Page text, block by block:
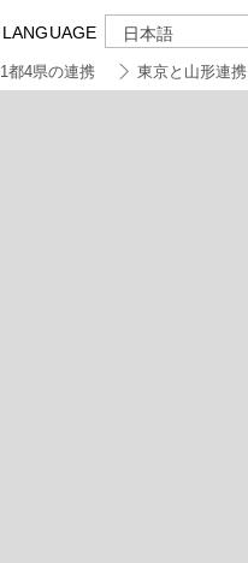
LANGUAGE 日本語
1都4県の連携 東京と山形連携